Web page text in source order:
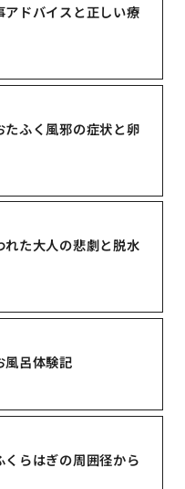
ドバイスと正しい療
ふく風邪の症状と卵
た大人の悲劇と脱水
風呂体験記
らはぎの周囲径から